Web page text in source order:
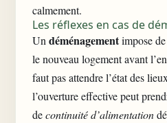
calmement.
Les réflexes en cas de
Un déménagementimpose
le nouveau logement avant
faut pas attendre l’état des
l’ouverture effective peut
decontinuité d’alimentation